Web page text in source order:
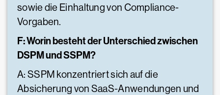
sowie die Einhaltung von Compliance-
Vorgaben.
F: Worin besteht der Unterschied zwischen
DSPM und SSPM?
A: SSPM konzentriert sich auf die
Absicherung von SaaS-Anwendungen und